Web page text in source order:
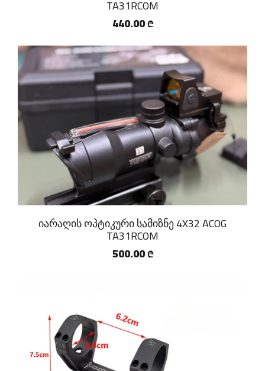
TA31RCOM
440.00 ₾
იარაღის ოპტიკური სამიზნე 4X32 ACOG
TA31RCOM
500.00 ₾